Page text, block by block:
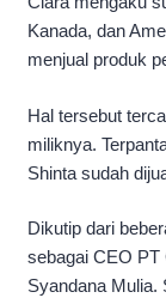
Kanada, dan
menjual produk
Hal tersebut
miliknya.
Shinta sudah
Dikutip dari
sebagai CEO PT
Syandana Mulia.